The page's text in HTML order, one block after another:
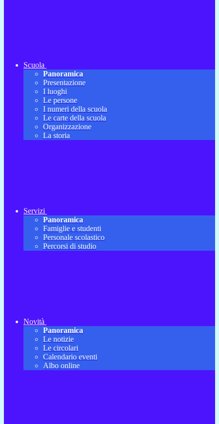
Scuola
Panoramica
Presentazione
I luoghi
Le persone
I numeri della scuola
Le carte della scuola
Organizzazione
La storia
Servizi
Panoramica
Famiglie e studenti
Personale scolastico
Percorsi di studio
Novità
Panoramica
Le notizie
Le circolari
Calendario eventi
Albo online